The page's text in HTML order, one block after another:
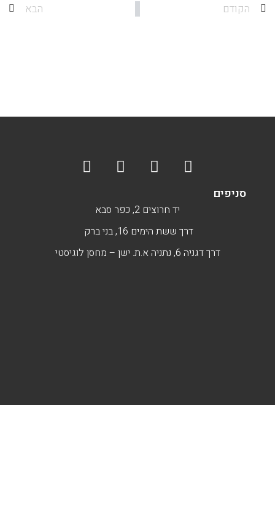
הקודם הבא
סניפים
יד חרוצים 2, כפר סבא
דרך ששת הימים 16, בני ברק
דרך דגניה 6, נתניה א.ת. ישן – מחסן לוגיסטי